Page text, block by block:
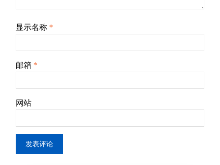
显示名称 *
邮箱 *
网站